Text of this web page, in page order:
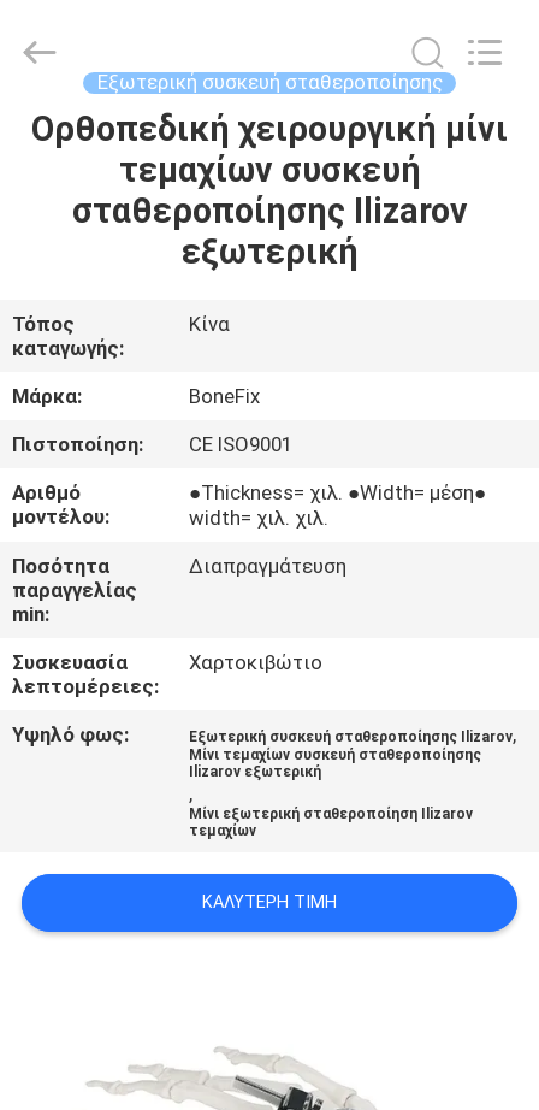
ΣΠΊΤΙ
ΠΡΟΪΌΝΤΑ
ΕΜΕΊΣ
ΓΎΡΟΣ
ΕΡΓΟΣΤΑΣΊΩΝ
ΠΟΙΟΤΙΚΌΣ
ΈΛΕΓΧΟΣ
ΜΑΣ
ΕΛΆΤΕ
ΣΕ
ΕΠΑΦΉ
ΖΗΤΉΣΤΕ
ΈΝΑ
σταθεροποίησης
προμηθευτής.
science&technology
ECER
Εξωτερική συσκευή σταθεροποίησης
Ορθοπεδική χειρουργική μίνι
τεμαχίων συσκευή
σταθεροποίησης Ilizarov
εξωτερική
Τόπος
καταγωγής:
Κίνα
Μάρκα:
BoneFix
Πιστοποίηση:
CE ISO9001
Αριθμό
μοντέλου:
●Thickness= χιλ. ●Width= μέση●
width= χιλ. χιλ.
Ποσότητα
παραγγελίας
min:
Διαπραγμάτευση
Συσκευασία
λεπτομέρειες:
Χαρτοκιβώτιο
Υψηλό φως: Εξωτερική συσκευή σταθεροποίησης Ilizarov,
Μίνι τεμαχίων συσκευή σταθεροποίησης
Ilizarov εξωτερική
,
Μίνι εξωτερική σταθεροποίηση Ilizarov
τεμαχίων
ΚΑΛΎΤΕΡΗ ΤΙΜΉ